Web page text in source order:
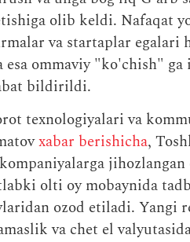
olib keldi. Nafaqat
va startaplar egalari
esa ommaviy "ko'chish"
bildirildi.
texnologiyalari va
xabar berishicha,
olti oy mobaynida
ozod etiladi. Yangi
va chet el